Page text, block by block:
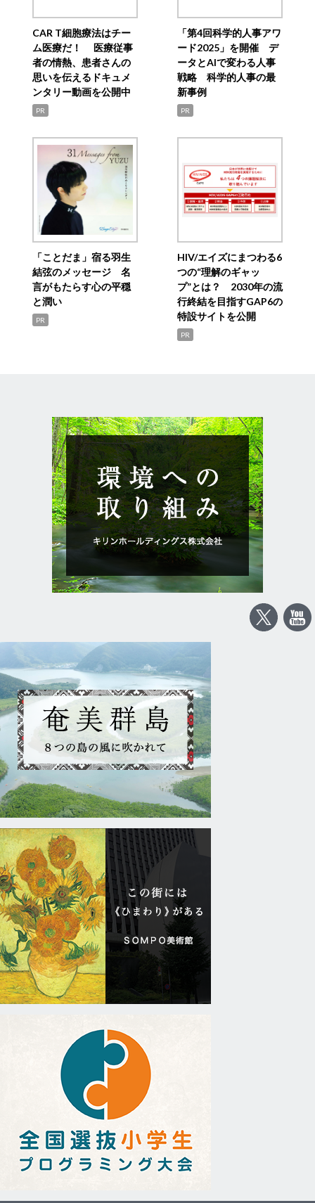
CAR T細胞療法はチー
ム医療だ！ 医療従事
者の情熱、患者さんの
思いを伝えるドキュメ
ンタリー動画を公開中
PR
「第4回科学的人事アワ
ード2025」を開催 デ
ータとAIで変わる人事
戦略 科学的人事の最
新事例
PR
「ことだま」宿る羽生
結弦のメッセージ 名
言がもたらす心の平穏
と潤い
PR
HIV/エイズにまつわる6
つの“理解のギャッ
プ”とは？ 2030年の流
行終結を目指すGAP6の
特設サイトを公開
PR